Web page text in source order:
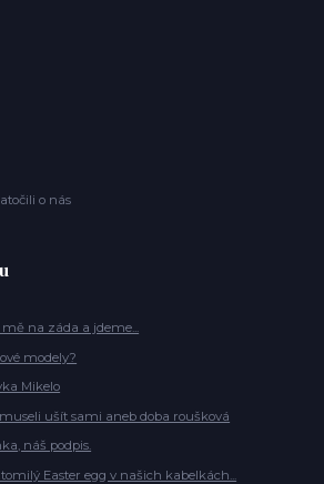
o nás
na záda a jdeme...
modely?
Mikelo
ušít sami aneb doba roušková
náš podpis.
Easter egg v našich kabelkách...